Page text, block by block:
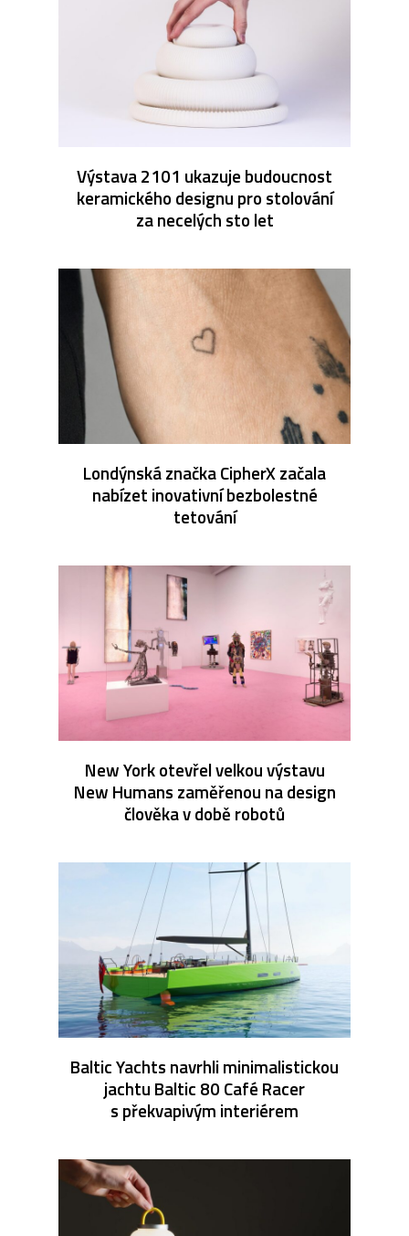
Výstava 2101 ukazuje budoucnost
keramického designu pro stolování
za necelých sto let
Londýnská značka CipherX začala
nabízet inovativní bezbolestné
tetování
New York otevřel velkou výstavu
New Humans zaměřenou na design
člověka v době robotů
Baltic Yachts navrhli minimalistickou
jachtu Baltic 80 Café Racer
s překvapivým interiérem